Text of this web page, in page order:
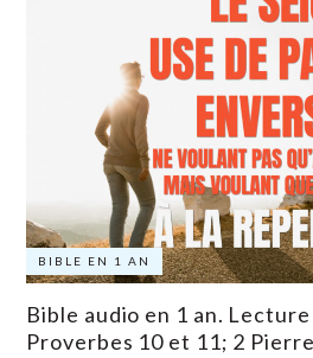
BIBLE EN 1 AN
Bible audio en 1 an.
Proverbes 10 et 11; 2